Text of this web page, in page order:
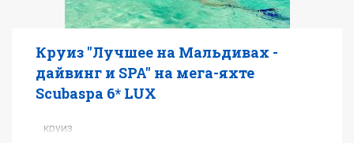
Круиз "Лучшее на Мальдивах -
дайвинг и SPA" на мега-яхте
Scubaspa 6* LUX
круиз